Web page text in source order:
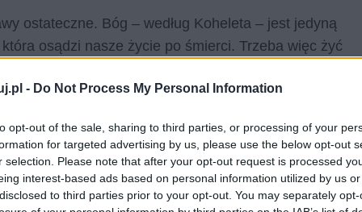
- Do Not Process My Personal Information
opt-out of the sale, sharing to third parties, or processing of your
for targeted advertising by us, please use the below opt-out
selection. Please note that after your opt-out request is processed
interest-based ads based on personal information utilized by us
to third parties prior to your opt-out. You may separately
ostateczne. Bóg – według Koheleta – jest jedyną
osądzi nasze życie po śmierci. Trzeba więc żyć
przejmując się zbytnio całą scenografią świata
Polikarpa ze Śmiercią
jak wielką marnością jest wszystko, co otacza
uosobioną jako truposz z kosą i w czarnej opończy,